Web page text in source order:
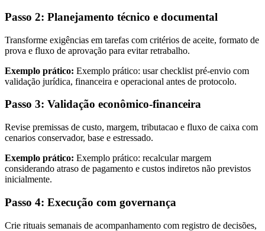
Passo 2: Planejamento técnico e documental
Transforme exigências em tarefas com critérios de aceite, formato de
prova e fluxo de aprovação para evitar retrabalho.
Exemplo prático: Exemplo prático: usar checklist pré-envio com
validação jurídica, financeira e operacional antes de protocolo.
Passo 3: Validação econômico-financeira
Revise premissas de custo, margem, tributacao e fluxo de caixa com
cenarios conservador, base e estressado.
Exemplo prático: Exemplo prático: recalcular margem
considerando atraso de pagamento e custos indiretos não previstos
inicialmente.
Passo 4: Execução com governança
Crie rituais semanais de acompanhamento com registro de decisões,